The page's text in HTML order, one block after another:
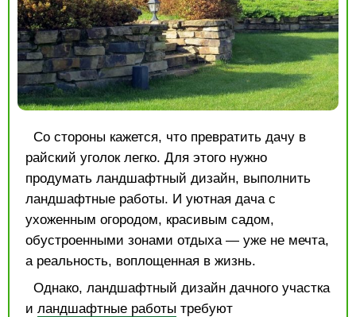
Со стороны кажется, что превратить дачу в
райский уголок легко. Для этого нужно
продумать ландшафтный дизайн, выполнить
ландшафтные работы. И уютная дача с
ухоженным огородом, красивым садом,
обустроенными зонами отдыха — уже не мечта,
а реальность, воплощенная в жизнь.
Однако, ландшафтный дизайн дачного участка
и ландшафтные работы требуют